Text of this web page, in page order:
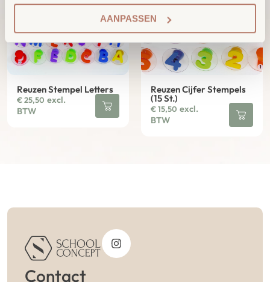
AANPASSEN
Reuzen Stempel Letters
€25,50 excl.
BTW
Reuzen Cijfer Stempels
(15 St.)
€15,50 excl.
BTW
Contact